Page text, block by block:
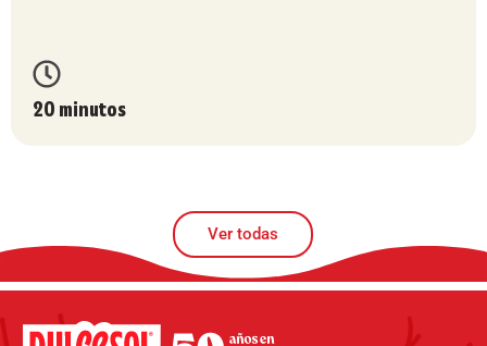
20 minutos
Ver todas